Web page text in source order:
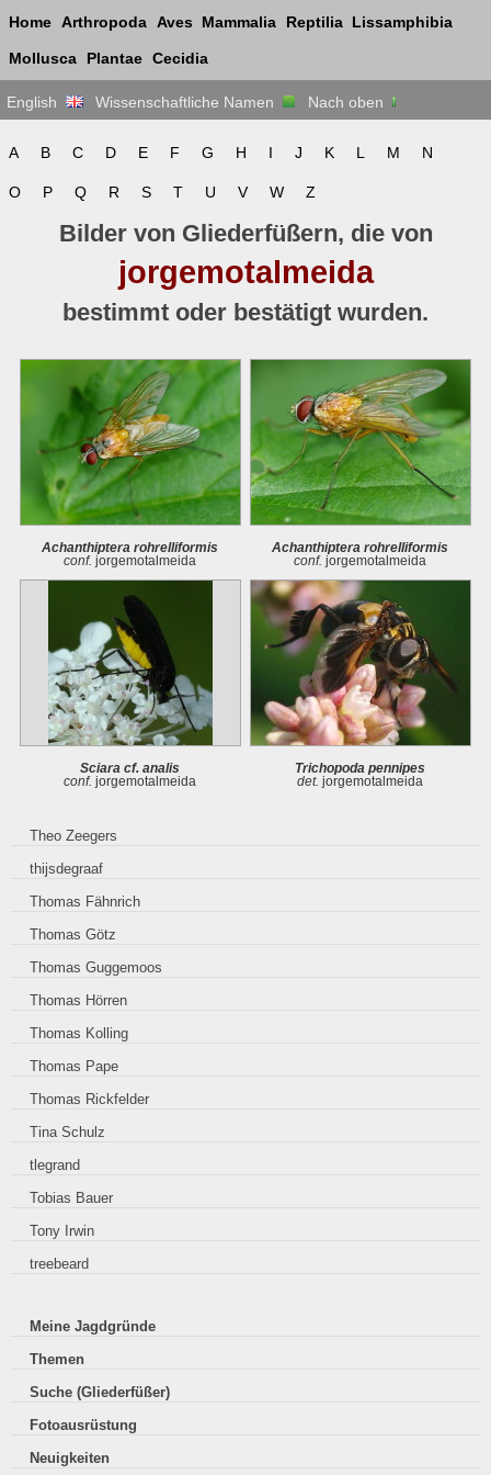
Home Arthropoda Aves Mammalia Reptilia Lissamphibia
Mollusca Plantae Cecidia
English Wissenschaftliche Namen Nach oben
A B C D E F G H I J K L M N
O P Q R S T U V W Z
Bilder von Gliederfüßern, die von
jorgemotalmeida
bestimmt oder bestätigt wurden.
Achanthiptera rohrelliformis
conf. jorgemotalmeida
Achanthiptera rohrelliformis
conf. jorgemotalmeida
Sciara cf. analis
conf. jorgemotalmeida
Trichopoda pennipes
det. jorgemotalmeida
Theo Zeegers
thijsdegraaf
Thomas Fähnrich
Thomas Götz
Thomas Guggemoos
Thomas Hörren
Thomas Kolling
Thomas Pape
Thomas Rickfelder
Tina Schulz
tlegrand
Tobias Bauer
Tony Irwin
treebeard
Meine Jagdgründe
Themen
Suche (Gliederfüßer)
Fotoausrüstung
Neuigkeiten